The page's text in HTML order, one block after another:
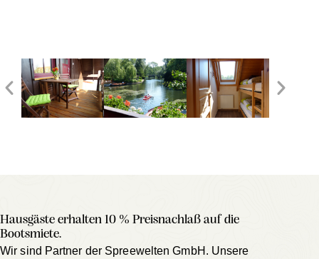
Hausgäste erhalten 10 % Preisnachlaß auf die
Bootsmiete.
Wir sind Partner der Spreewelten GmbH. Unsere